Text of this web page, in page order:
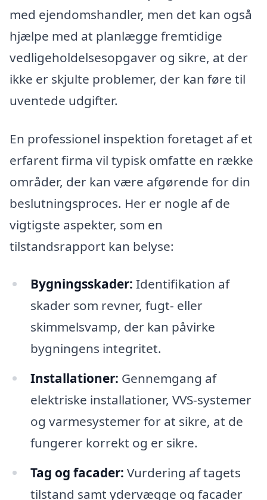
med ejendomshandler, men det kan også
hjælpe med at planlægge fremtidige
vedligeholdelsesopgaver og sikre, at der
ikke er skjulte problemer, der kan føre til
uventede udgifter.
En professionel inspektion foretaget af et
erfarent firma vil typisk omfatte en række
områder, der kan være afgørende for din
beslutningsproces. Her er nogle af de
vigtigste aspekter, som en
tilstandsrapport kan belyse:
Bygningsskader: Identifikation af
skader som revner, fugt- eller
skimmelsvamp, der kan påvirke
bygningens integritet.
Installationer: Gennemgang af
elektriske installationer, VVS-systemer
og varmesystemer for at sikre, at de
fungerer korrekt og er sikre.
Tag og facader: Vurdering af tagets
tilstand samt ydervægge og facader